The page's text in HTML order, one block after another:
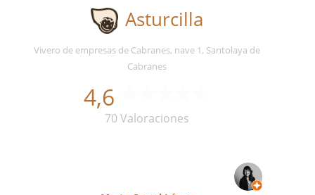
Asturcilla
Vivero de empresas de Cabranes, nave 1, Santolaya de
Cabranes
4,6
70 Valoraciones